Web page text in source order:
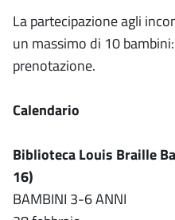
La partecipazione agli
un massimo di 10
prenotazione.
Calendario
Biblioteca Louis Braille
16)
BAMBINI 3-6 ANNI